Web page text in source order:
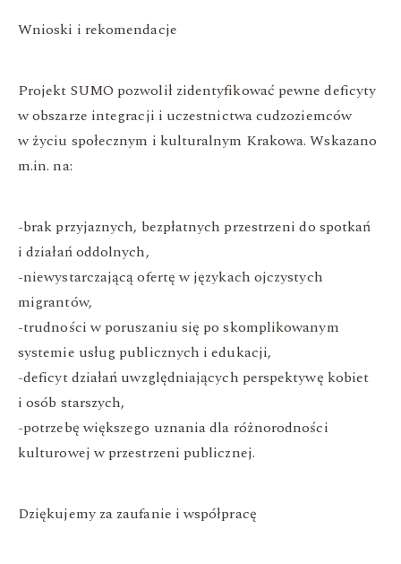
Wnioski i rekomendacje
Projekt SUMO pozwolił zidentyfikować pewne deficyty
w obszarze integracji i uczestnictwa cudzoziemców
w życiu społecznym i kulturalnym Krakowa. Wskazano
m.in. na:
-brak przyjaznych, bezpłatnych przestrzeni do spotkań
i działań oddolnych,
-niewystarczającą ofertę w językach ojczystych
migrantów,
-trudności w poruszaniu się po skomplikowanym
systemie usług publicznych i edukacji,
-deficyt działań uwzględniających perspektywę kobiet
i osób starszych,
-potrzebę większego uznania dla różnorodności
kulturowej w przestrzeni publicznej.
Dziękujemy za zaufanie i współpracę